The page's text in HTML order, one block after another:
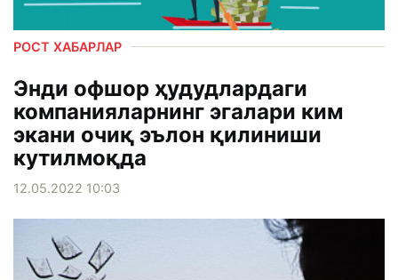
РОСТ ХАБАРЛАР
Энди офшор ҳудудлардаги
компанияларнинг эгалари ким
экани очиқ эълон қилиниши
кутилмоқда
12.05.2022 10:03